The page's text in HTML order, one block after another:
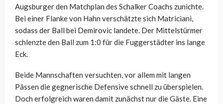
Augsburger den Matchplan des Schalker Coachs zunichte.
Bei einer Flanke von Hahn verschätzte sich Matriciani,
sodass der Ball bei Demirovic landete. Der Mittelstürmer
schlenzte den Ball zum 1:0 für die Fuggerstädter ins lange
Eck.
Beide Mannschaften versuchten, vor allem mit langen
Pässen die gegnerische Defensive schnell zu überspielen.
Doch erfolgreich waren damit zunächst nur die Gäste. Eine